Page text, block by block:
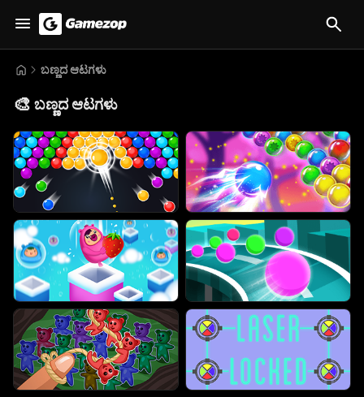
ಬಣ್ಣದ ಆಟಗಳು
🎨 ಬಣ್ಣದ ಆಟಗಳು